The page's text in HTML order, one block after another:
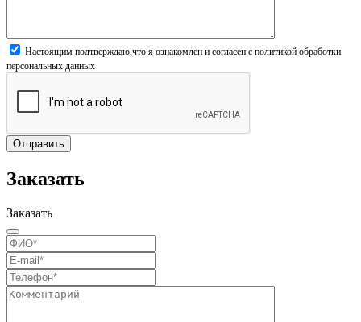
Настоящим подтверждаю,что я ознакомлен и согласен с политикой обработки
персональных данных
Отправить
Заказать
Заказать